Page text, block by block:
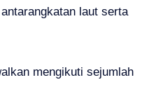
laut serta
mengikuti sejumlah